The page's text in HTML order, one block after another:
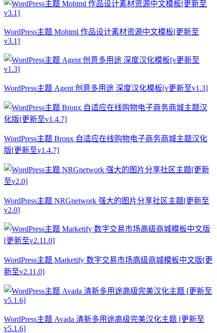
WordPress主题 Mohtml 作品设计素材资源中文模板[更新至
v3.1]
WordPress主题 Agent 创意多用途 深度汉化模板[v更新至v1.3]
WordPress主题 Bronx 自适应在线购物电子商务商城主题汉化
版[更新至v1.4.7]
WordPress主题 NRGnetwork 强大的图片分享社区主题[更新至
v2.0]
WordPress主题 Marketify 数字交易市场高级商城模板中文版[更
新至v2.11.0]
WordPress主题 Avada 清新多用途高级完美汉化主题 [更新至
v5.1.6]